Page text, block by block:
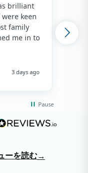
brilliant
keen
family
me in to
3 days ago
Pause
ーを読む→